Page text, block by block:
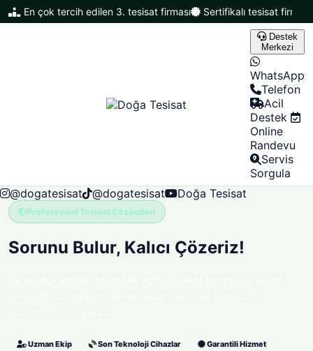
En çok tercih edilen 3. tesisat firması Sertifikalı tesisat firması
Destek
Merkezi
WhatsApp
Telefon
Acil
Destek
Online
Randevu
Servis
Sorgula
@dogatesisat
@dogatesisat Doğa Tesisat
Profesyonel Tesisat Çözümleri
Sorunu Bulur, Kalıcı Çözeriz!
Uzman Ekip Son Teknoloji Cihazlar Garantili Hizmet